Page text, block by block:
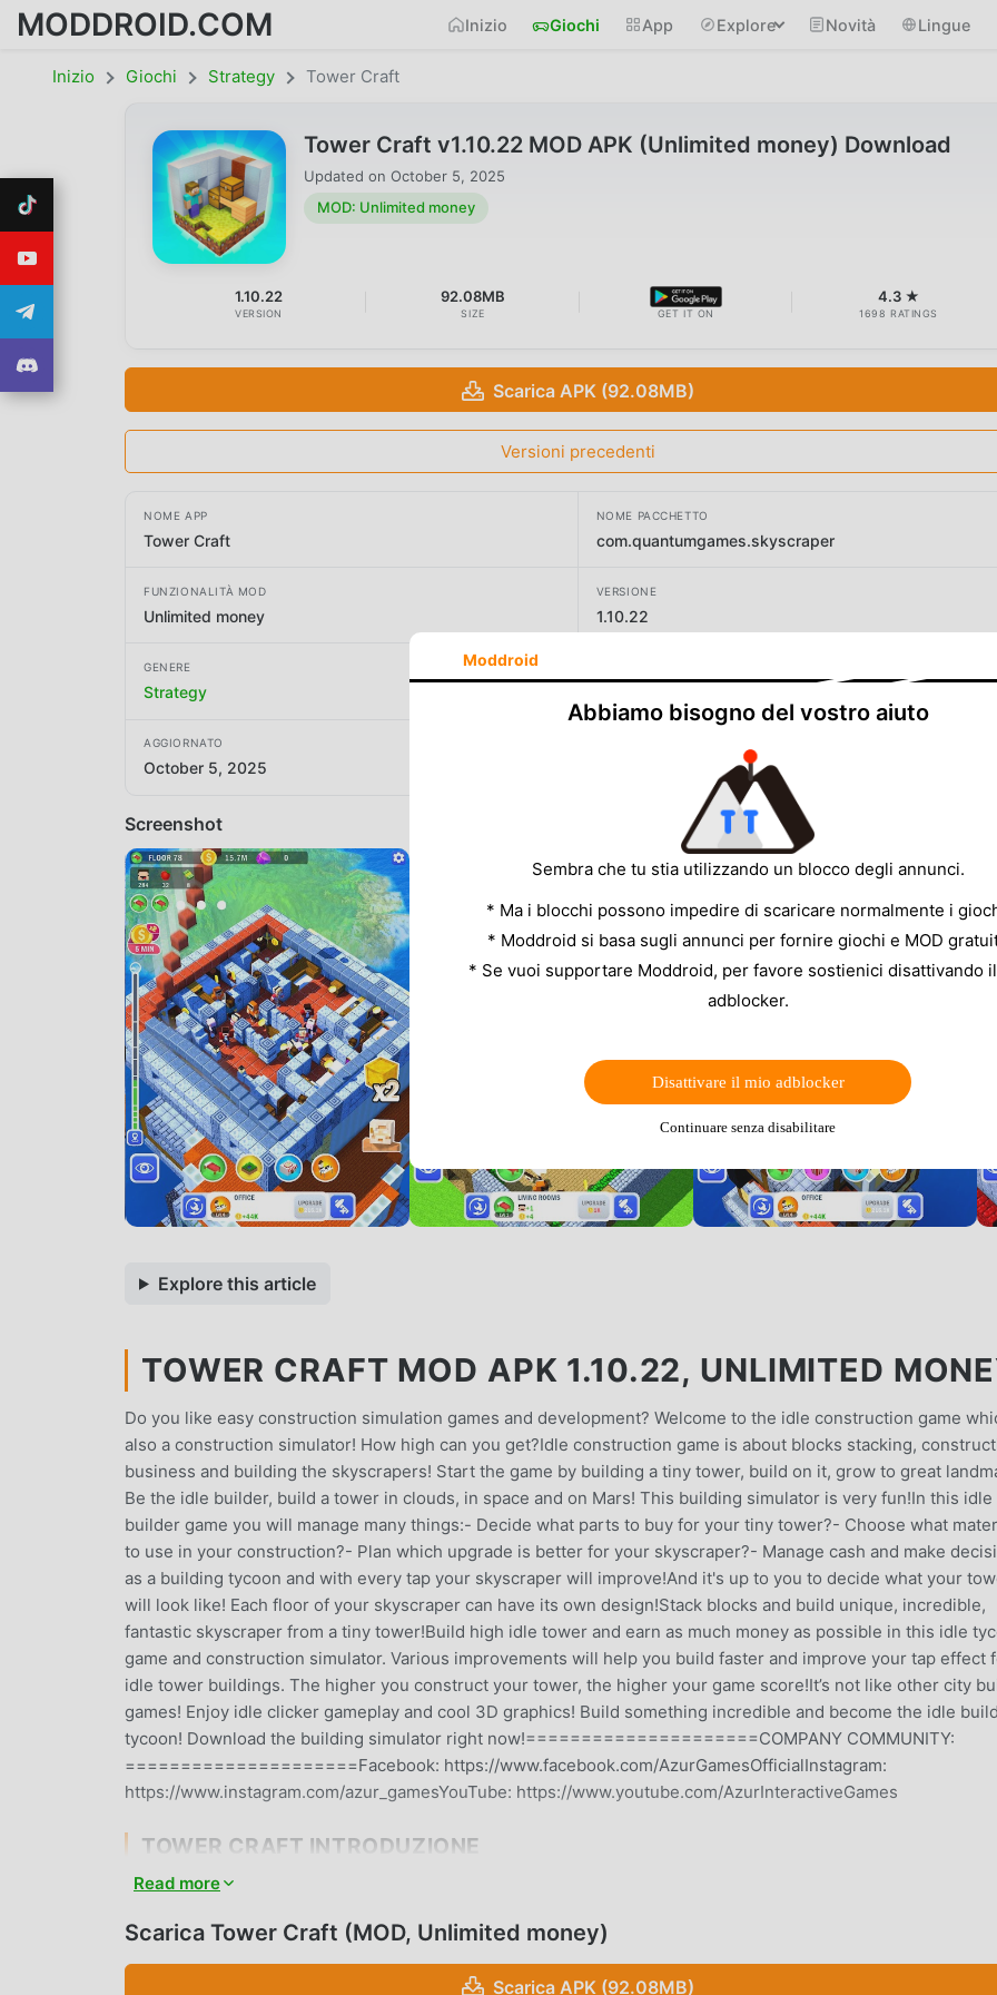
MODDROID.COM Inizio Giochi App Explore Novità Lingue
Inizio Giochi Strategy Tower Craft
Tower Craft v1.10.22 MOD APK (Unlimited money) Download
Updated on October 5, 2025
MOD: Unlimited money
1.10.22
VERSION
92.08MB
SIZE GET IT ON
4.3 ★
1698 RATINGS
Scarica APK (92.08MB)
Versioni precedenti
NOME APP
Tower Craft
NOME PACCHETTO
com.quantumgames.skyscraper
FUNZIONALITÀ MOD
Unlimited money
VERSIONE
1.10.22
GENERE
Strategy
AGGIORNATO
October 5, 2025
Screenshot
Explore this article
TOWER CRAFT MOD APK 1.10.22, UNLIMITED
Do you like easy construction simulation games and development? Welcome to the idle construction game
also a construction simulator! How high can you get?Idle construction game is about blocks stacking,
business and building the skyscrapers! Start the game by building a tiny tower, build on it, grow to great
Be the idle builder, build a tower in clouds, in space and on Mars! This building simulator is very fun!In this idle
builder game you will manage many things:- Decide what parts to buy for your tiny tower?- Choose what
to use in your construction?- Plan which upgrade is better for your skyscraper?- Manage cash and make
as a building tycoon and with every tap your skyscraper will improve!And it's up to you to decide what your
will look like! Each floor of your skyscraper can have its own design!Stack blocks and build unique, incredible,
fantastic skyscraper from a tiny tower!Build high idle tower and earn as much money as possible in this idle
game and construction simulator. Various improvements will help you build faster and improve your tap effect
idle tower buildings. The higher you construct your tower, the higher your game score!It’s not like other city
games! Enjoy idle clicker gameplay and cool 3D graphics! Build something incredible and become the idle
tycoon! Download the building simulator right now!=====================COMPANY COMMUNITY:
=====================Facebook: https://www.facebook.com/AzurGamesOfficialInstagram:
https://www.instagram.com/azur_gamesYouTube: https://www.youtube.com/AzurInteractiveGames
TOWER CRAFT INTRODUZIONE
Tower Craft Essendo un gioco strategy molto popolare di recente, ha guadagnato molti fan in tutto il mondo che
mod apk al mondo, moddroid è la tua scelta migliore. moddroid non solo ti fornisce l'ultima versione di Tower
1.10.22gratuitamente, ma fornisce anche Unlimited moneymod gratuitamente, aiutandoti a salvare l'attività
Read more
Scarica Tower Craft (MOD, Unlimited money)
Scarica APK (92.08MB)
Moddroid
Abbiamo bisogno del vostro aiuto
Sembra che tu stia utilizzando un blocco degli annunci.
* Ma i blocchi possono impedire di scaricare normalmente i
* Moddroid si basa sugli annunci per fornire giochi e MOD
* Se vuoi supportare Moddroid, per favore sostienici disattivando
adblocker.
Disattivare il mio adblocker
Continuare senza disabilitare